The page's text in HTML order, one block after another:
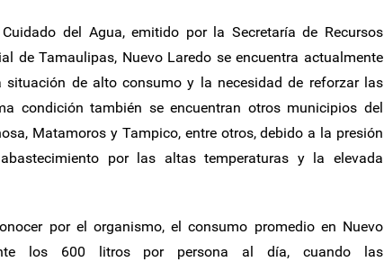
del Agua, emitido por la Secretaría de Recursos
de Tamaulipas, Nuevo Laredo se encuentra actualmente
de alto consumo y la necesidad de reforzar las
condición también se encuentran otros municipios del
Matamoros y Tampico, entre otros, debido a la presión
por las altas temperaturas y la elevada
por el organismo, el consumo promedio en Nuevo
los 600 litros por persona al día, cuando las